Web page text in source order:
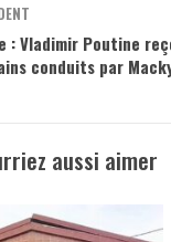
: Vladimir Poutine
conduits par
aussi aimer